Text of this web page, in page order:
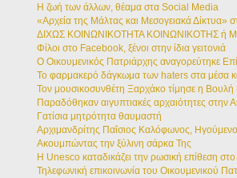
Η ζωή των άλλων, θέαμα στα Social Media
«Αρχεία της Μάλτας και Μεσογειακά Δίκτυα»
ΔΙΧΩΣ ΚΟΙΝΩΝΙΚΟΤΗΤΑ ΚΟΙΝΩΝΙΚΟΤΗΣ ή Μια
Φίλοι στο Facebook, ξένοι στην ίδια γειτονιά
Ο Οικουμενικός Πατριάρχης αναγορεύτηκε
Το φαρμακερό δάγκωμα των haters στα μέσα
Τον μουσικοσυνθέτη Ξαρχάκο τίμησε η
Παραδόθηκαν αιγυπτιακές αρχαιότητες στην
Γατίσια μητρότητα θαυμαστή
Αρχιμανδρίτης Παΐσιος Καλόφωνος,
Ακουμπώντας την ξύλινη σάρκα Της
Η Unesco καταδικάζει την ρωσική επίθεση
Τηλεφωνική επικοινωνία του Οικουμενικού